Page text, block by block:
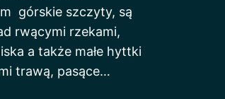
górskie szczyty, są
rwącymi rzekami,
a także małe hyttki
trawą, pasące…